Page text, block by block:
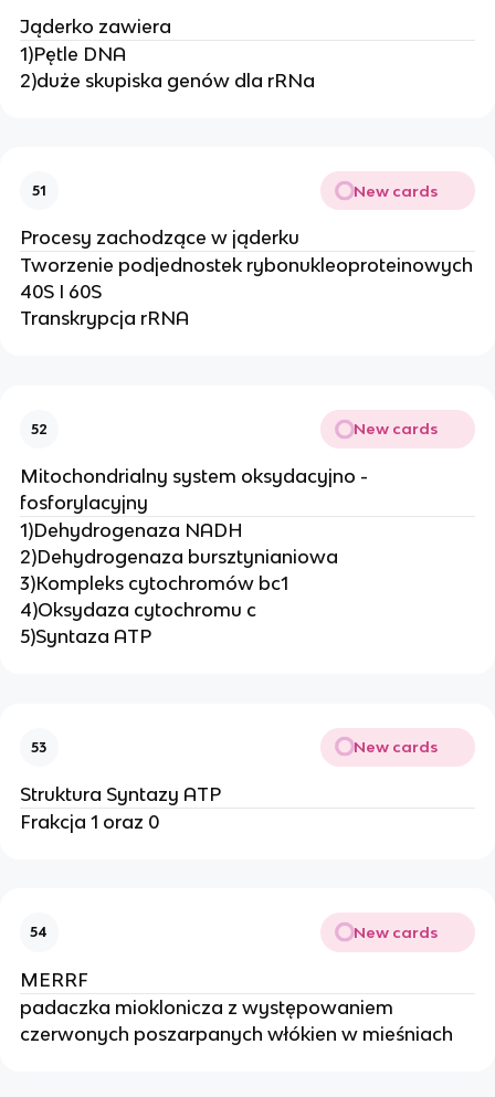
Jąderko zawiera
1)Pętle DNA
2)duże skupiska genów dla rRNa
51 New cards
Procesy zachodzące w jąderku
Tworzenie podjednostek rybonukleoproteinowych
40S I 60S
Transkrypcja rRNA
52 New cards
Mitochondrialny system oksydacyjno -
fosforylacyjny
1)Dehydrogenaza NADH
2)Dehydrogenaza bursztynianiowa
3)Kompleks cytochromów bc1
4)Oksydaza cytochromu c
5)Syntaza ATP
53 New cards
Struktura Syntazy ATP
Frakcja 1 oraz 0
54 New cards
MERRF
padaczka mioklonicza z występowaniem
czerwonych poszarpanych włókien w mieśniach